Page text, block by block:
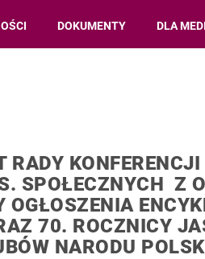
DOKUMENTY DLA
RADY
SPOŁECZNYCH Z
OGŁOSZENIA
70. ROCZNICY
NARODU